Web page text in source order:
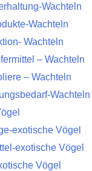
Wachteln
Wachteln
Wachteln
– Wachteln
– Wachteln
Wachteln
exotische Vögel
exotische Vögel
Vögel